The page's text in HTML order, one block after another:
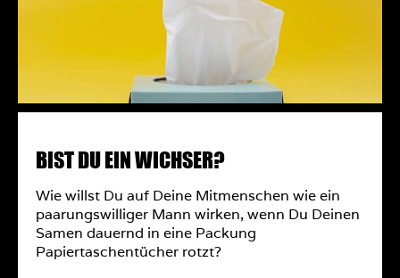
BIST DU EIN WICHSER?
Wie willst Du auf Deine Mitmenschen wie ein
paarungswilliger Mann wirken, wenn Du Deinen
Samen dauernd in eine Packung
Papiertaschentücher rotzt?